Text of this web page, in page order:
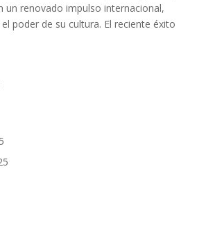
un renovado impulso internacional,
poder de su cultura. El reciente éxito